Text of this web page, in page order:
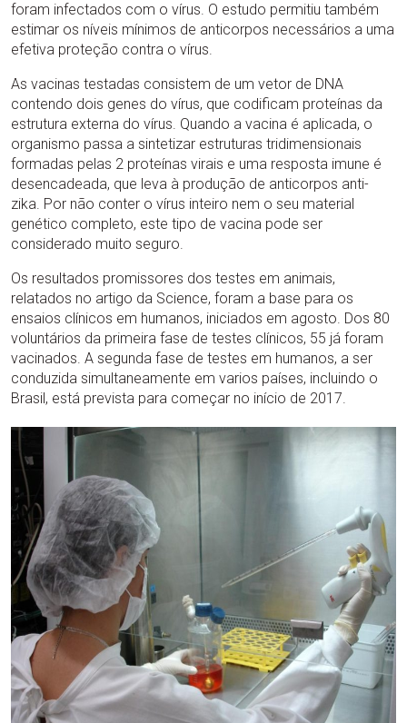
foram infectados com o vírus. O estudo permitiu também
estimar os níveis mínimos de anticorpos necessários a uma
efetiva proteção contra o vírus.
As vacinas testadas consistem de um vetor de DNA
contendo dois genes do vírus, que codificam proteínas da
estrutura externa do vírus. Quando a vacina é aplicada, o
organismo passa a sintetizar estruturas tridimensionais
formadas pelas 2 proteínas virais e uma resposta imune é
desencadeada, que leva à produção de anticorpos anti-
zika. Por não conter o vírus inteiro nem o seu material
genético completo, este tipo de vacina pode ser
considerado muito seguro.
Os resultados promissores dos testes em animais,
relatados no artigo da Science, foram a base para os
ensaios clínicos em humanos, iniciados em agosto. Dos 80
voluntários da primeira fase de testes clínicos, 55 já foram
vacinados. A segunda fase de testes em humanos, a ser
conduzida simultaneamente em varios países, incluindo o
Brasil, está prevista para começar no início de 2017.